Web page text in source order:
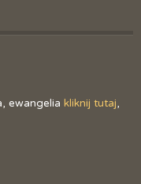
ewangelia kliknij tutaj,